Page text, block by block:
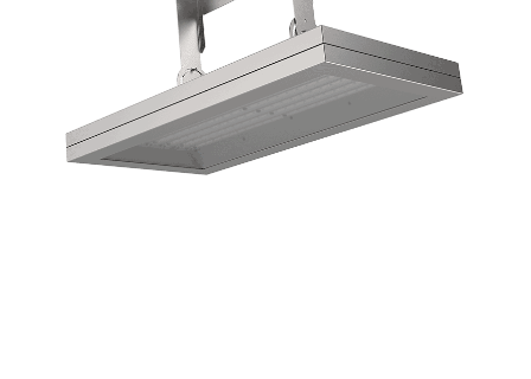
Маркировка опор «Opora engineering»